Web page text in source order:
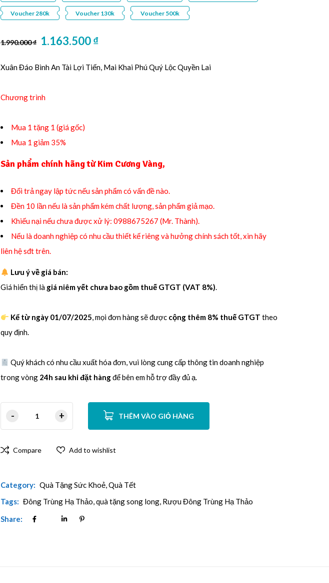
Voucher 280k Voucher 130k Voucher 500k
1.990.000₫ 1.163.500₫
Xuân Đáo Bình An Tài Lợi Tiến, Mai Khai Phú Quý Lộc Quyền Lai
Chương trình
Mua 1 tặng 1 (giá gốc)
Mua 1 giảm 35%
Sản phẩm chính hãng từ Kim Cương Vàng,
Đổi trả ngay lập tức nếu sản phẩm có vấn đề nào.
Đền 10 lần nếu là sản phẩm kém chất lượng, sản phẩm giả mạo.
Khiếu nại nếu chưa được xử lý: 0988675267 (Mr. Thành).
Nếu là doanh nghiệp có nhu cầu thiết kế riêng và hưởng chính sách tốt, xin hãy
liên hệ sđt trên.
Lưu ý về giá bán:
Giá hiển thị là giá niêm yết chưa bao gồm thuế GTGT (VAT 8%).
Kể từ ngày 01/07/2025, mọi đơn hàng sẽ được cộng thêm 8% thuế GTGT theo
quy định.
Quý khách có nhu cầu xuất hóa đơn, vui lòng cung cấp thông tin doanh nghiệp
trong vòng 24h sau khi đặt hàngđể bên em hỗ trợ đầy đủ ạ.
THÊM VÀO GIỎ HÀNG
Compare Add to wishlist
Category: Quà Tặng Sức Khoẻ, Quà Tết
Tags: Đông Trùng Hạ Thảo,quà tặng song long, Rượu Đông Trùng Hạ Thảo
Share: